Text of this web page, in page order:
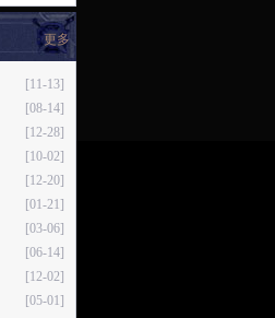
更多
[11-13]
[08-14]
[12-28]
[10-02]
[12-20]
[01-21]
[03-06]
[06-14]
[12-02]
[05-01]